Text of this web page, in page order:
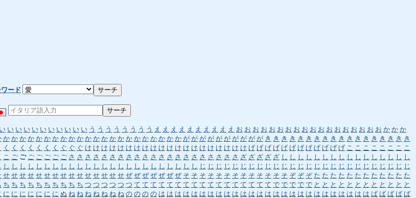
ード
い い い い い い い い い い い う う う う う う う う え え え え え え え え え え お お お お お お お お お お お お お お お お お お か か か
か か か か か か か か か か か か か か か か か か か か か か が が が が が が が が が が き き き き き き き き き き き き き き き き き き
く く く く く く く ぐ ぐ ぐ け け け け け け け け け け け け け け け け け け け け げ げ げ げ げ げ げ げ げ げ げ げ こ こ こ こ こ こ こ こ
こ ご ご ご ご ご ご ご さ さ さ さ さ さ さ さ さ さ さ さ さ さ さ さ さ さ さ さ さ ざ ざ ざ ざ ざ し し し し し し し し し し し し し し し し
し し し し し し し し し し し し し し し し し し し し し し し し じ じ じ じ じ じ じ じ じ じ じ じ じ じ じ じ じ じ じ じ じ じ じ じ じ じ
せ せ せ せ せ せ せ せ せ せ せ せ せ せ せ ぜ ぜ ぜ ぜ ぜ ぜ ぜ そ そ そ そ そ そ そ そ そ そ そ そ そ ぞ ぞ ぞ た た た た た た た た た た た た
ち ち ち ち ち ち ち ち ち ち つ つ つ つ つ つ て て て て て て て て て て て て て て て て て で で で で で と と と と と と と と と と と と
に に に に に に に ぬ ね ね ね ね ね ね ね の の の の は は は は は は は は は は は は は は は は は は は は は は は は は は ば ば ば ば ば